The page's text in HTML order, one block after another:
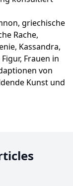
griechische
Rache,
Kassandra,
Frauen in
von
Kunst und